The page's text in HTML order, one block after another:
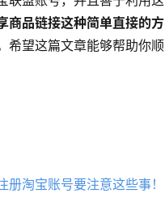
商品链接这种简单直接的方
希望这篇文章能够帮助你顺
淘宝账号要注意这些事！